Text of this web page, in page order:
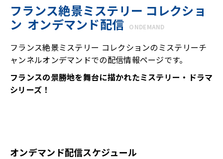
フランス絶景ミステリー コレクショ
ン オンデマンド配信
ONDEMAND
フランス絶景ミステリー コレクションのミステリーチ
ャンネルオンデマンドでの配信情報ページです。
フランスの景勝地を舞台に描かれたミステリー・ドラマ
シリーズ！
オンデマンド配信スケジュール